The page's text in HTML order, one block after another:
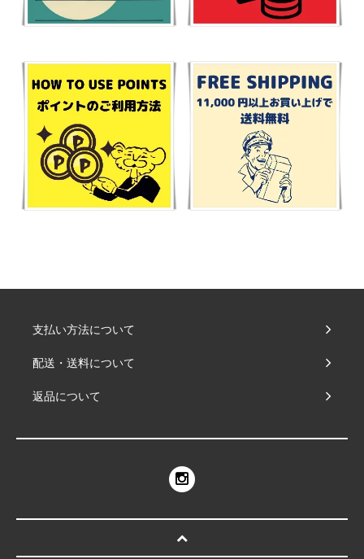
支払い方法について
配送・送料について
返品について